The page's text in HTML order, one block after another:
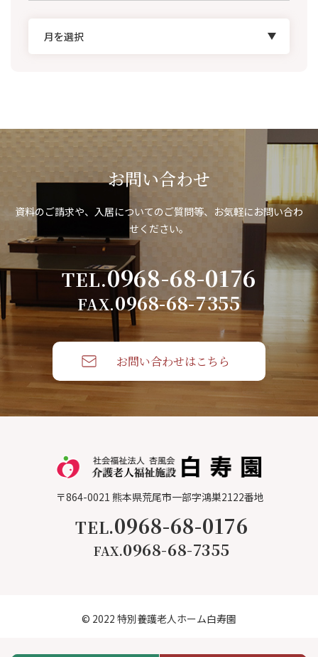
お問い合わせ
資料のご請求や、入居についてのご質問等、お気軽にお問い合わ
せください。
TEL.0968-68-0176
FAX.0968-68-7355
お問い合わせはこちら
〒864-0021 熊本県荒尾市一部字鴻巣2122番地
TEL.0968-68-0176
FAX.0968-68-7355
© 2022 特別養護老人ホーム白寿園